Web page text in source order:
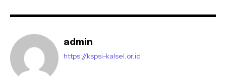
admin
https://kspsi-kalsel.or.id